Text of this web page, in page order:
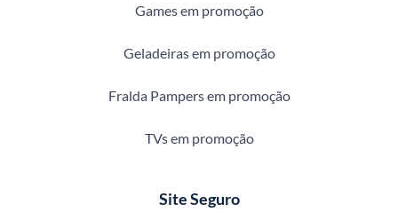
Games em promoção
Geladeiras em promoção
Fralda Pampers em promoção
TVs em promoção
Site Seguro